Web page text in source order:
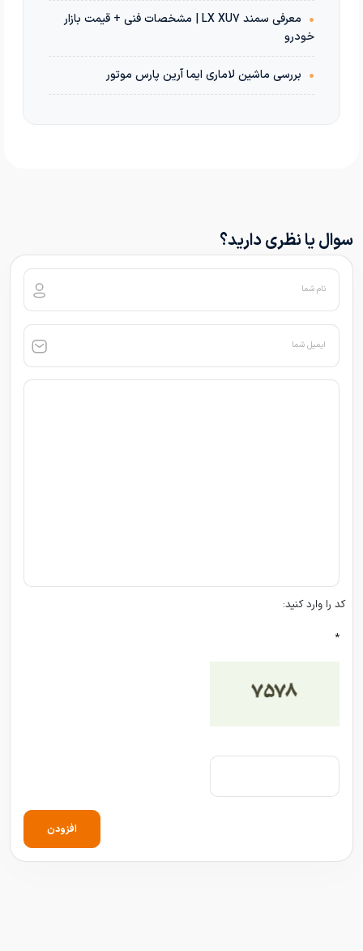
•
معرفی سمند LX XU7 | مشخصات فنی + قیمت بازار
خودرو
• بررسی ماشین لاماری ایما آرین پارس موتور
سوال یا نظری دارید؟
نام شما
ایمیل شما
کد را وارد کنید:
*
افزودن